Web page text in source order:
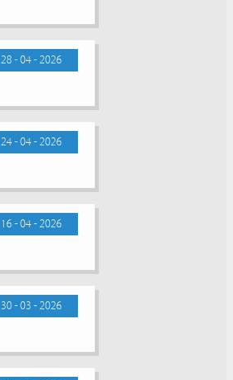
28 - 04 - 2026
24 - 04 - 2026
16 - 04 - 2026
30 - 03 - 2026